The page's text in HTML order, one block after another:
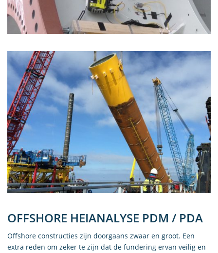
OFFSHORE HEIANALYSE PDM / PDA
Offshore constructies zijn doorgaans zwaar en groot. Een
extra reden om zeker te zijn dat de fundering ervan veilig en